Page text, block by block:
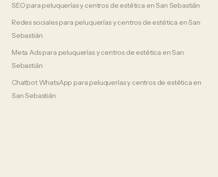
SEO para peluquerías y centros de estética enSan Sebastián
Redes socialespara peluquerías y centros de estética enSan
Sebastián
Meta Adspara peluquerías y centros de estética enSan
Sebastián
Chatbot WhatsApp para peluquerías y centros de estética en
San Sebastián